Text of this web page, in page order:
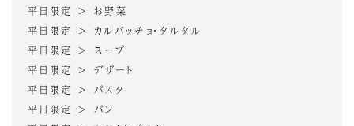
平日限定 > お野菜
平日限定 > カルパッチョ・タルタル
平日限定 > スープ
平日限定 > デザート
平日限定 > パスタ
平日限定 > パン